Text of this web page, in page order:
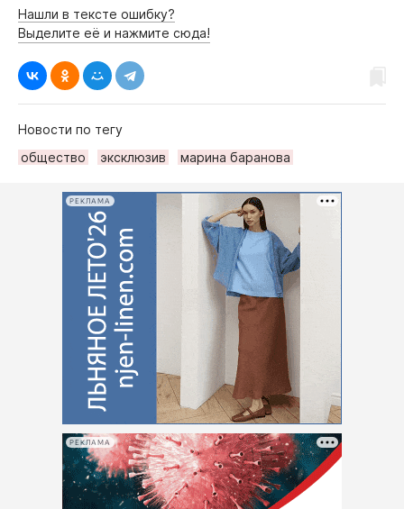
Нашли в тексте ошибку?
Выделите её и нажмите сюда!
Новости по тегу
общество
эксклюзив марина баранова
РЕКЛАМА
РЕКЛАМА